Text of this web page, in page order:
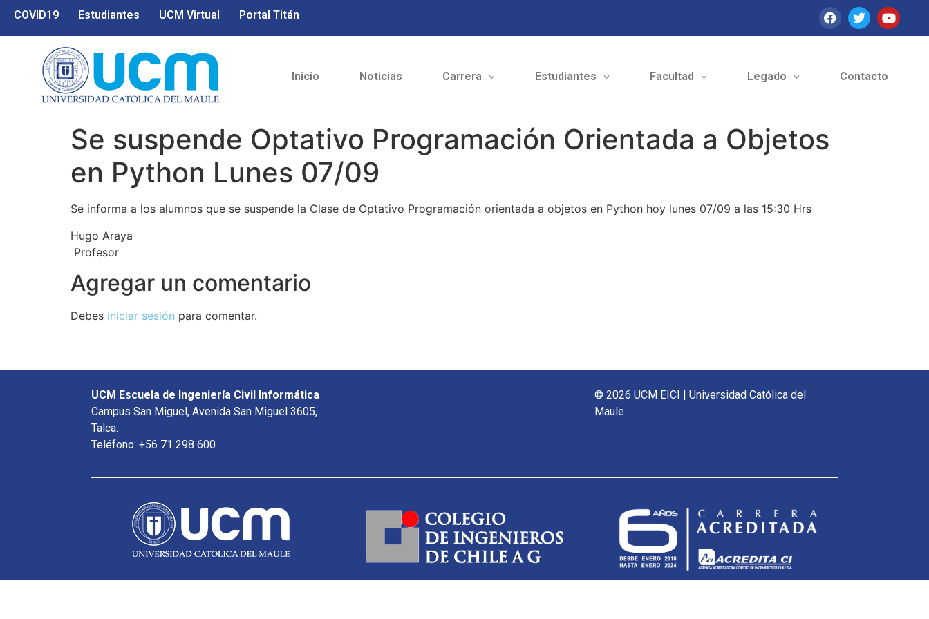
COVID19 Estudiantes UCM Virtual Portal Titán
Inicio Noticias Carrera Estudiantes Facultad Legado Contacto
Se suspende Optativo Programación Orientada a Objetos
en Python Lunes 07/09
Se informa a los alumnos que se suspende la Clase de Optativo Programación orientada a objetos en Python hoy lunes 07/09 a las 15:30 Hrs
Hugo Araya
Profesor
Agregar un comentario
Debes iniciar sesión para comentar.
UCM Escuela de Ingeniería Civil Informática
Campus San Miguel, Avenida San Miguel 3605,
Talca.
Teléfono: +56 71 298 600
© 2026 UCM EICI | Universidad Católica del
Maule